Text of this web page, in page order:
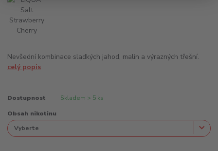
Nevšední kombinace sladkých jahod, malin a výrazných třešní.
celý popis
Dostupnost Skladem > 5 ks
Obsah nikotinu